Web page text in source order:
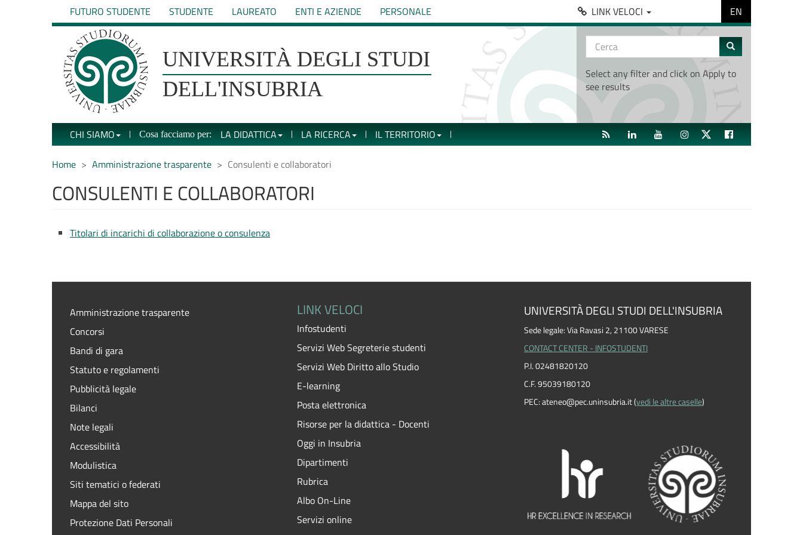
FUTURO STUDENTE STUDENTE LAUREATO ENTI E AZIENDE PERSONALE LINK VELOCI EN
UNIVERSITÀ DEGLI STUDI
DELL'INSUBRIA
UNIVERSIT�
DEGLI
STUDI
DELL'INSUBRIA
Form
di
ricerca
Select any filter and click on Apply to
see results
CHI SIAMO Cosa facciamo per: LA DIDATTICA LA RICERCA IL TERRITORIO TWITTER
INSTAGRAM
YOUTUBE
LINKEDIN
Home Amministrazione trasparente Consulenti e collaboratori
CONSULENTI E COLLABORATORI
Titolari di incarichi di collaborazione o consulenza
Amministrazione trasparente
Concorsi
Bandi di gara
Statuto e regolamenti
Pubblicità legale
Bilanci
Note legali
Accessibilità
Modulistica
Siti tematici o federati
Mappa del sito
Protezione Dati Personali
LINK VELOCI
Infostudenti
Servizi Web Segreterie studenti
Servizi Web Diritto allo Studio
E-learning
Posta elettronica
Risorse per la didattica - Docenti
Oggi in Insubria
Dipartimenti
Rubrica
Albo On-Line
Servizi online
UNIVERSITÀ DEGLI STUDI DELL'INSUBRIA
Sede legale: Via Ravasi 2, 21100 VARESE
CONTACT CENTER - INFOSTUDENTI
P.I. 02481820120
C.F. 95039180120
PEC: ateneo@pec.uninsubria.it (vedi le altre caselle)